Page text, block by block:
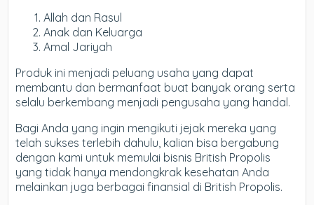
Allah dan Rasul
Anak dan Keluarga
Amal Jariyah
Produk ini menjadi peluang usaha yang dapat
membantu dan bermanfaat buat banyak orang serta
selalu berkembang menjadi pengusaha yang handal.
Bagi Anda yang ingin mengikuti jejak mereka yang
telah sukses terlebih dahulu, kalian bisa bergabung
dengan kami untuk memulai bisnis British Propolis
yang tidak hanya mendongkrak kesehatan Anda
melainkan juga berbagai finansial di British Propolis.